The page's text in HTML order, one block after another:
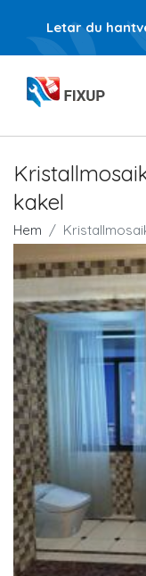
Letar du
kakel
Hem